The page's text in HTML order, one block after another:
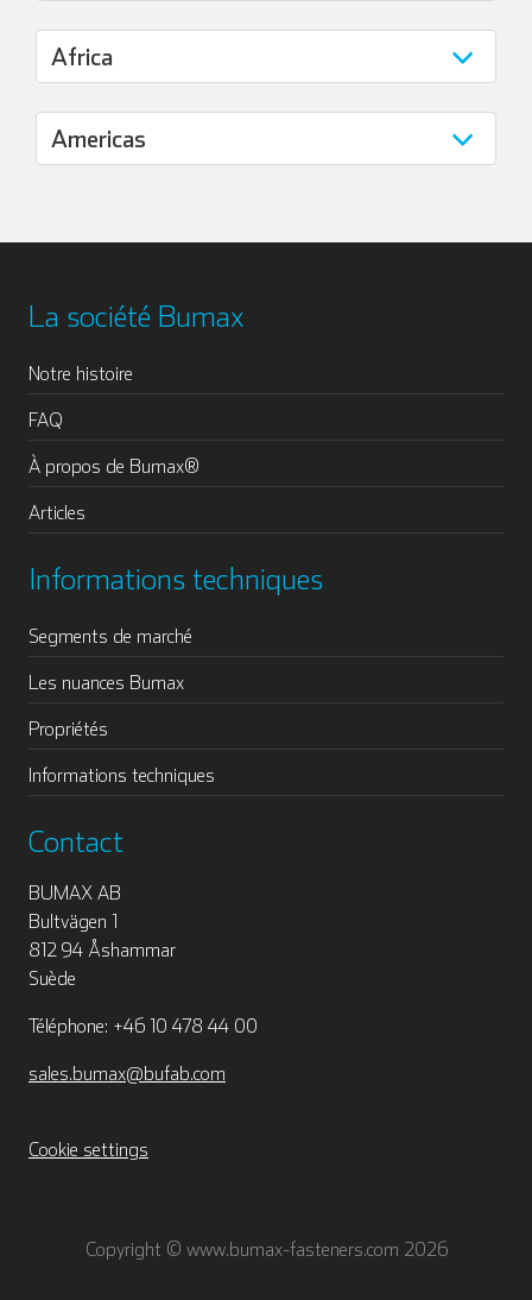
La société Bumax
Notre histoire
FAQ
À propos de Bumax®
Articles
Informations techniques
Segments de marché
Les nuances Bumax
Propriétés
Informations techniques
Contact
BUMAX AB
Bultvägen 1
812 94 Åshammar
Suède
Téléphone: +46 10 478 44 00
sales.bumax@bufab.com
Cookie settings
Copyright © www.bumax-fasteners.com 2026